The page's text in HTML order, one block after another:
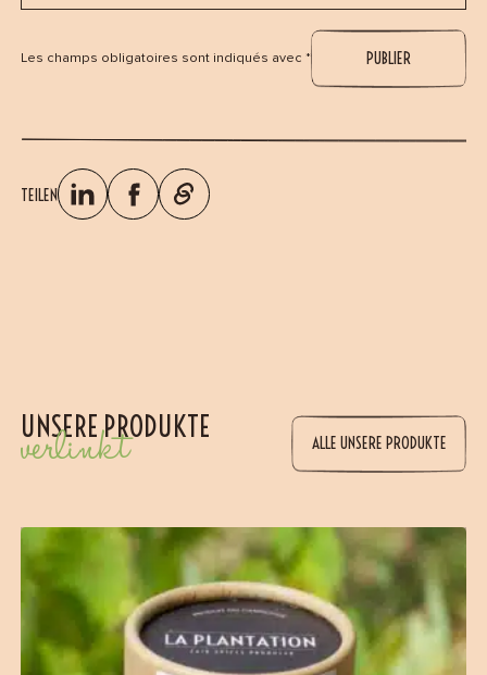
Les champs obligatoires sont indiqués avec *
TEILEN
UNSERE PRODUKTE
verlinkt ALLE UNSERE PRODUKTE